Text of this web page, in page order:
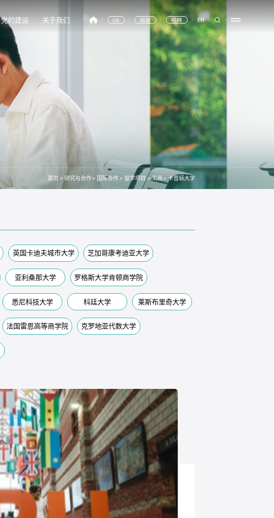
OA 邮箱 招聘 EN
党的建设 关于我们
首页>研究与合作> 国际合作> 留学项目>工商>卡普顿大学
英国卡迪夫城市大学 芝加哥康考迪亚大学
亚利桑那大学 罗格斯大学肯顿商学院
悉尼科技大学 科廷大学 莱斯布里奇大学
法国雷恩高等商学院 克罗地亚代数大学